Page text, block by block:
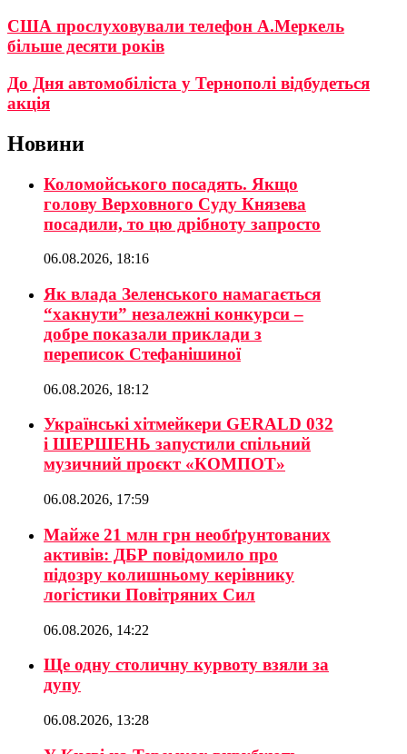
США прослуховували телефон А.Меркель
більше десяти років
До Дня автомобіліста у Тернополі відбудеться
акція
Новини
Коломойського посадять. Якщо
голову Верховного Суду Князева
посадили, то цю дрібноту запросто
06.08.2026, 18:16
Як влада Зеленського намагається
“хакнути” незалежні конкурси –
добре показали приклади з
переписок Стефанішиної
06.08.2026, 18:12
Українські хітмейкери GERALD 032
і ШЕРШЕНЬ запустили спільний
музичний проєкт «КОМПОТ»
06.08.2026, 17:59
Майже 21 млн грн необґрунтованих
активів: ДБР повідомило про
підозру колишньому керівнику
логістики Повітряних Сил
06.08.2026, 14:22
Ще одну столичну курвоту взяли за
дупу
06.08.2026, 13:28